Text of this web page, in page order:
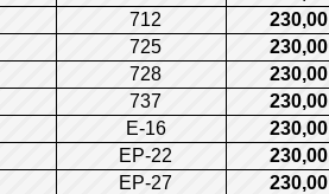
712 230,00
725 230,00
728 230,00
737 230,00
E-16 230,00
EP-22 230,00
EP-27 230,00